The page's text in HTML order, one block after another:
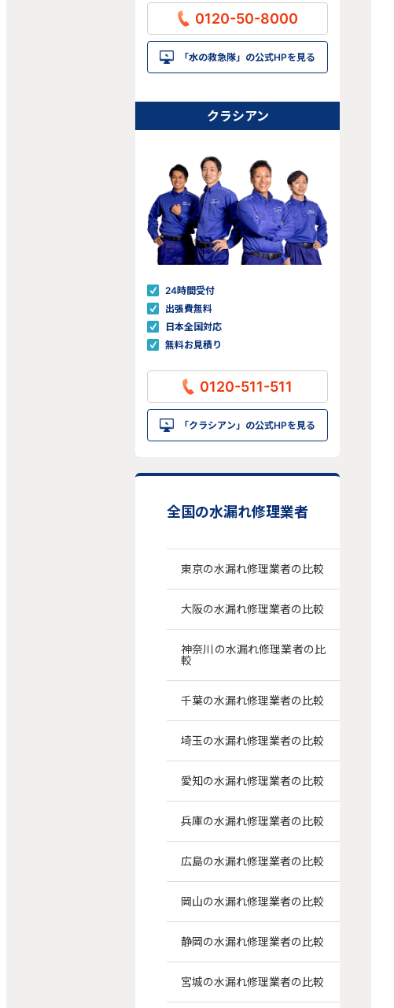
0120-50-8000
「水の救急隊」の公式HPを見る
クラシアン
24時間受付
出張費無料
日本全国対応
無料お見積り
0120-511-511
「クラシアン」の公式HPを見る
全国の水漏れ修理業者
東京の水漏れ修理業者の比較
大阪の水漏れ修理業者の比較
神奈川の水漏れ修理業者の比
較
千葉の水漏れ修理業者の比較
埼玉の水漏れ修理業者の比較
愛知の水漏れ修理業者の比較
兵庫の水漏れ修理業者の比較
広島の水漏れ修理業者の比較
岡山の水漏れ修理業者の比較
静岡の水漏れ修理業者の比較
宮城の水漏れ修理業者の比較